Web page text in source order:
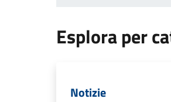
Esplora per
Notizie